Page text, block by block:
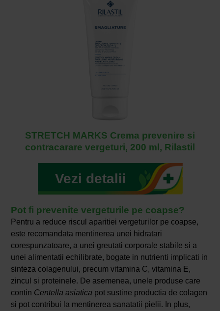
STRETCH MARKS Crema prevenire si
contracarare vergeturi, 200 ml, Rilastil
Vezi detalii
Pot fi prevenite vergeturile pe coapse?
Pentru a reduce riscul aparitiei vergeturilor pe coapse,
este recomandata mentinerea unei hidratari
corespunzatoare, a unei greutati corporale stabile si a
unei alimentatii echilibrate, bogate in nutrienti implicati in
sinteza colagenului, precum vitamina C, vitamina E,
zincul si proteinele. De asemenea, unele produse care
contin Centella asiatica pot sustine productia de colagen
si pot contribui la mentinerea sanatatii pielii. In plus,